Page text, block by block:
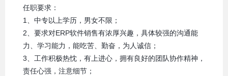
任职要求：
1、中专以上学历，男女不限；
2、要求对ERP软件销售有浓厚兴趣，具体较强的沟通能
力、学习能力，能吃苦、勤奋，为人诚信；
3、工作积极热忱，有上进心，拥有良好的团队协作精神，
责任心强，注意细节；